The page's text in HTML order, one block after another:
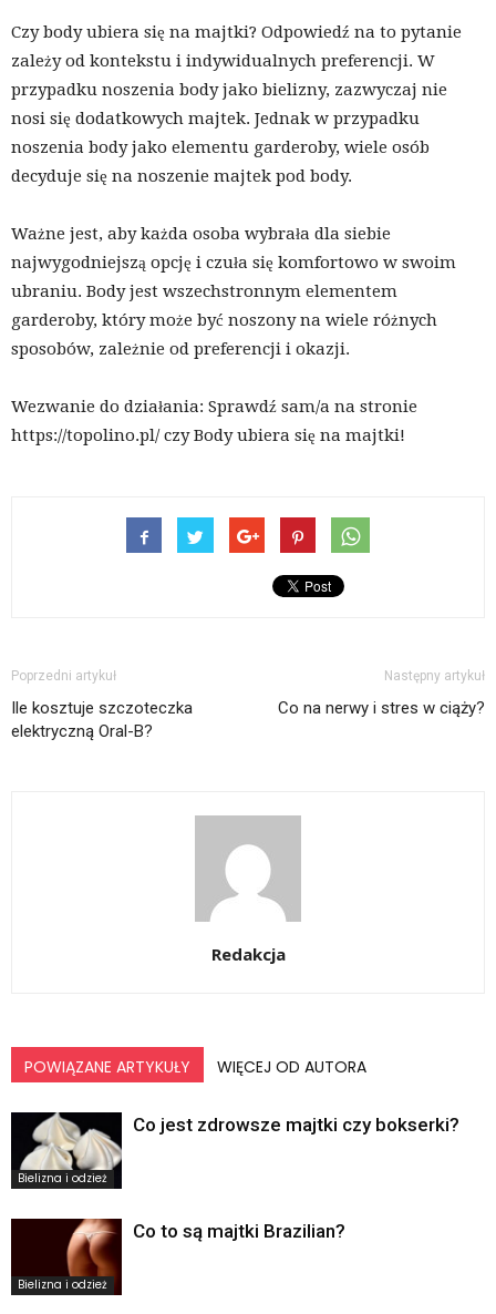
Czy body ubiera się na majtki? Odpowiedź na to pytanie
zależy od kontekstu i indywidualnych preferencji. W
przypadku noszenia body jako bielizny, zazwyczaj nie
nosi się dodatkowych majtek. Jednak w przypadku
noszenia body jako elementu garderoby, wiele osób
decyduje się na noszenie majtek pod body.
Ważne jest, aby każda osoba wybrała dla siebie
najwygodniejszą opcję i czuła się komfortowo w swoim
ubraniu. Body jest wszechstronnym elementem
garderoby, który może być noszony na wiele różnych
sposobów, zależnie od preferencji i okazji.
Wezwanie do działania: Sprawdź sam/a na stronie
https://topolino.pl/ czy Body ubiera się na majtki!
Poprzedni artykuł
Ile kosztuje szczoteczka
elektryczną Oral-B?
Następny artykuł
Co na nerwy i stres w ciąży?
Redakcja
POWIĄZANE ARTYKUŁY WIĘCEJ OD AUTORA
Bielizna i odzież
Co jest zdrowsze majtki czy bokserki?
Bielizna i odzież
Co to są majtki Brazilian?